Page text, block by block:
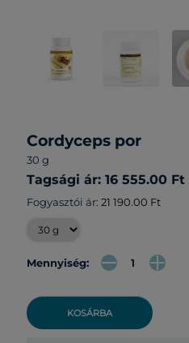
Cordyceps por
30 g
Tagsági ár: 16 555.00 Ft
Fogyasztói ár: 21 190.00 Ft
Mennyiség:
KOSÁRBA